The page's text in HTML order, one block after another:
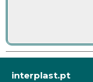
interplast.pt